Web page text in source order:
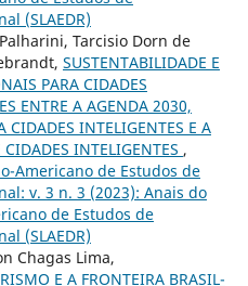
(SLAEDR)
Tarcisio Dorn de
SUSTENTABILIDADE E
PARA CIDADES
ENTRE A AGENDA 2030,
CIDADES INTELIGENTES E A
INTELIGENTES ,
Americano de Estudos de
v. 3 n. 3 (2023): Anais do
de Estudos de
(SLAEDR)
Chagas Lima,
E A FRONTEIRA BRASIL-